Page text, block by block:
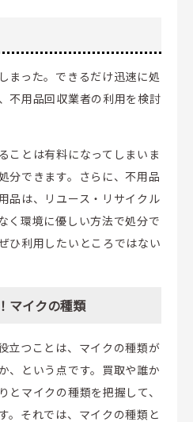
まった。できるだけ迅速に処
不用品回収業者の利用を検討
ことは有料になってしまいま
分できます。さらに、不用品
品は、リユース・リサイクル
く環境に優しい方法で処分で
ひ利用したいところではない
マイクの種類
立つことは、マイクの種類が
、という点です。買取や誰か
とマイクの種類を把握して、
。それでは、マイクの種類と